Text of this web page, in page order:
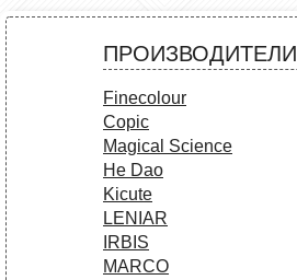
ПРОИЗВОДИТЕЛИ
Finecolour
Copic
Magical Science
He Dao
Kicute
LENIAR
IRBIS
MARCO